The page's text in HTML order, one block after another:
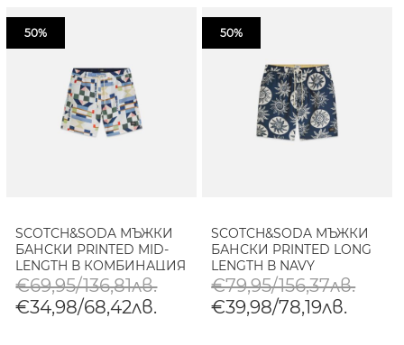
50%
SCOTCH&SODA МЪЖКИ
БАНСКИ PRINTED MID-
LENGTH В КОМБИНАЦИЯ
€69,95/136,81лв.
€34,98/68,42лв.
50%
SCOTCH&SODA МЪЖКИ
БАНСКИ PRINTED LONG
LENGTH В NAVY
€79,95/156,37лв.
€39,98/78,19лв.